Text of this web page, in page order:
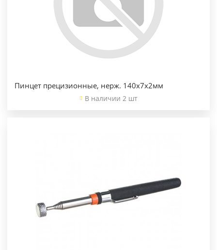
Пинцет прецизионные, нерж. 140х7х2мм
В наличии 2 шт